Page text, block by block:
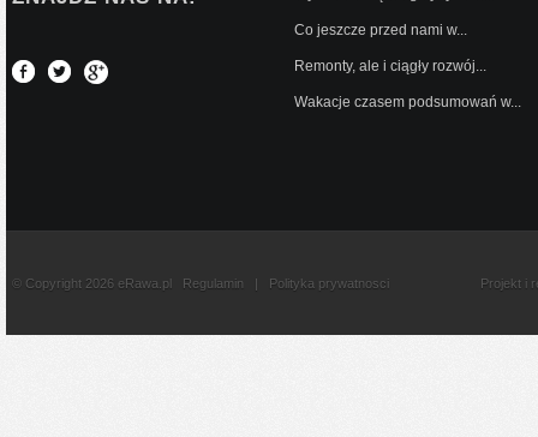
Co jeszcze przed nami w...
Remonty, ale i ciągły rozwój...
Wakacje czasem podsumowań w...
© Copyright 2026 eRawa.pl Regulamin | Polityka prywatnosci Projekt i